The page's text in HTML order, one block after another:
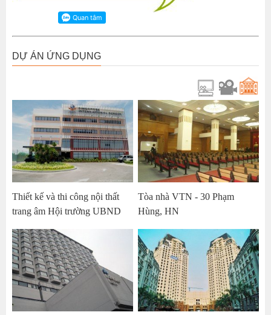
DỰ ÁN ỨNG DỤNG
Thiết kế và thi công nội thất
trang âm Hội trường UBND
Tòa nhà VTN - 30 Phạm
Hùng, HN